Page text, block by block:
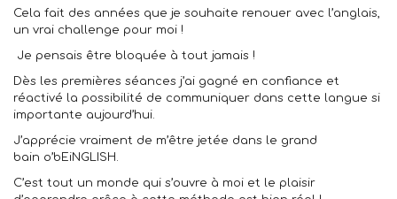
Cela fait des années que je souhaite renouer avec l’anglais,
un vrai challenge pour moi !
Je pensais être bloquée à tout jamais !
Dès les premières séances j’ai gagné en confiance et
réactivé la possibilité de communiquer dans cette langue si
importante aujourd’hui.
J’apprécie vraiment de m’être jetée dans le grand
bain o’bEiNGLISH.
C’est tout un monde qui s’ouvre à moi et le plaisir